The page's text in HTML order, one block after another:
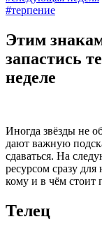
#терпение
Этим
запастись
неделе
Иногда звёзды не
дают важную
сдаваться. На
ресурсом сразу для
кому и в чём стоит
Телец